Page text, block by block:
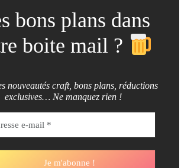
bons plans dans
boite mail ?
nouveautés craft, bons plans, réductions
exclusives… Ne manquez rien !